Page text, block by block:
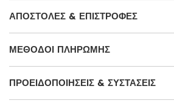
ΑΠΟΣΤΟΛΈΣ & ΕΠΙΣΤΡΟΦΈΣ
ΜΕΘΌΔΟΙ ΠΛΗΡΩΜΉΣ
ΠΡΟΕΙΔΟΠΟΙΉΣΕΙΣ & ΣΥΣΤΆΣΕΙΣ